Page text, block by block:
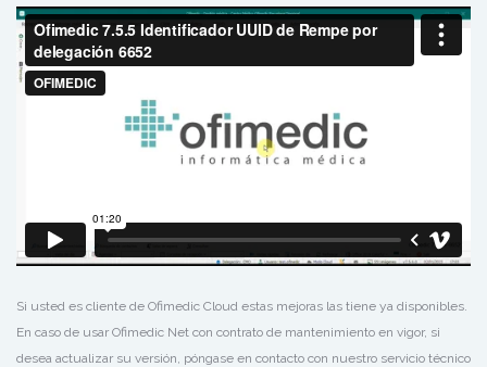
Si usted es cliente de Ofimedic Cloud estas mejoras las tiene ya disponibles.
En caso de usar Ofimedic Net con contrato de mantenimiento en vigor, si
desea actualizar su versión, póngase en contacto con nuestro servicio técnico